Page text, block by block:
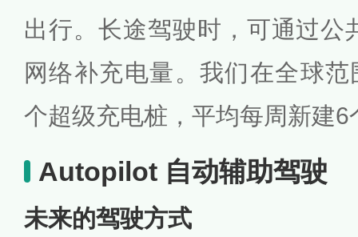
出行。长途驾驶时，可通过公
网络补充电量。我们在全球
个超级充电桩，平均每周新建6
Autopilot 自动辅助驾驶
未来的驾驶方式